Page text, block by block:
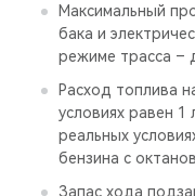
Максимальный
бака и
режиме трасса –
Расход топлива
условиях равен 1
реальных
бензина с
Запас хода